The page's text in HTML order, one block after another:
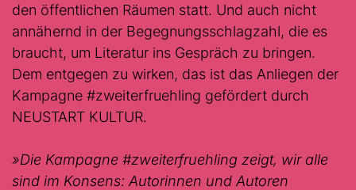
den öffentlichen Räumen statt. Und auch nicht
annähernd in der Begegnungsschlagzahl, die es
braucht, um Literatur ins Gespräch zu bringen.
Dem entgegen zu wirken, das ist das Anliegen der
Kampagne #zweiterfruehling gefördert durch
NEUSTART KULTUR.
»Die Kampagne #zweiterfruehling zeigt, wir alle
sind im Konsens: Autorinnen und Autoren